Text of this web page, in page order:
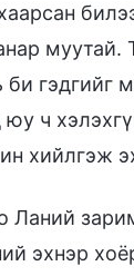
гэдгийг
ч
хийлгэж
Ланий
эхнэр